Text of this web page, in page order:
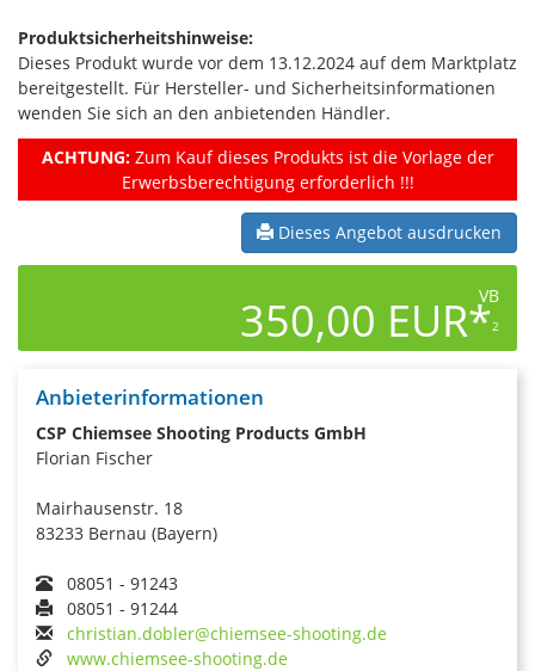
Produktsicherheitshinweise:
Dieses Produkt wurde vor dem 13.12.2024 auf dem Marktplatz
bereitgestellt. Für Hersteller- und Sicherheitsinformationen
wenden Sie sich an den anbietenden Händler.
ACHTUNG:Zum Kauf dieses Produkts ist die Vorlage der
Erwerbsberechtigung erforderlich !!!
Dieses Angebot ausdrucken
VB
350,00 EUR*2
Anbieterinformationen
CSP Chiemsee Shooting Products GmbH
Florian Fischer
Mairhausenstr. 18
83233 Bernau (Bayern)
08051 - 91243
08051 - 91244
christian.dobler@chiemsee-shooting.de
www.chiemsee-shooting.de